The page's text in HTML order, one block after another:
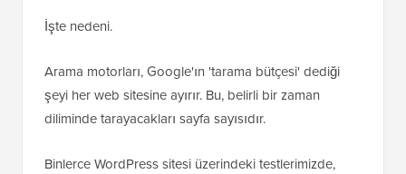
konusunda daha iyi bir kontrol isteyeceksiniz.
İşte nedeni.
Arama motorları, Google'ın 'tarama bütçesi' dediği
diliminde tarayacakları sayfa sayısıdır.